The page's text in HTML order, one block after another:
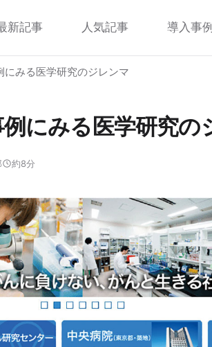
新記事 人気記事 導入事
みる医学研究のジレンマ
にみる医学研究の
約8分